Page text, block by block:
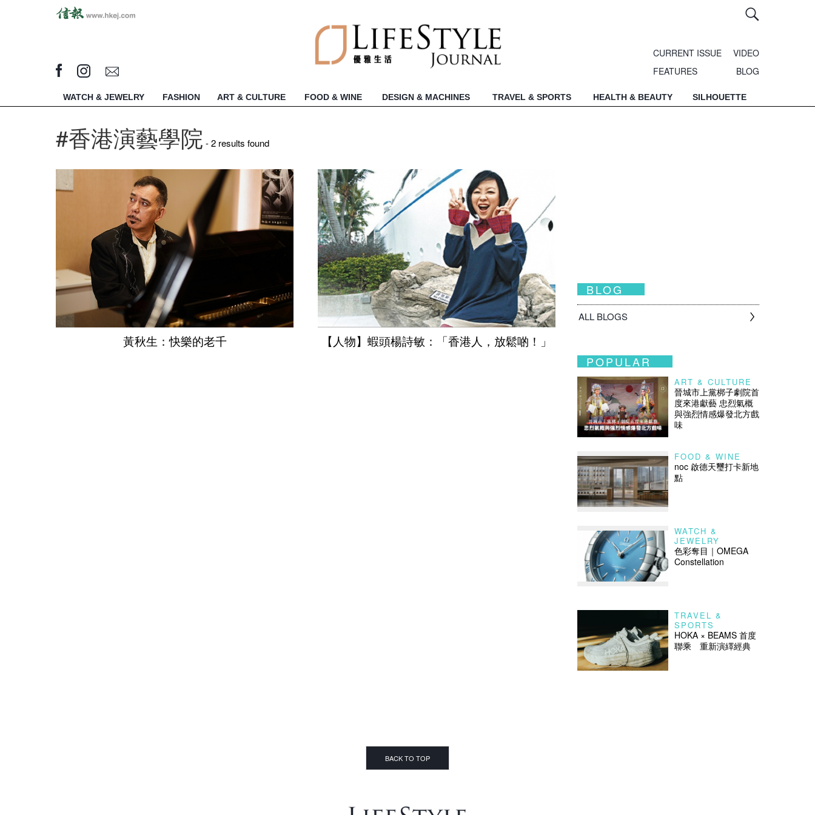
CURRENT ISSUE
VIDEO
FEATURES
BLOG
WATCH & JEWELRY FASHION ART & CULTURE FOOD & WINE DESIGN & MACHINES TRAVEL & SPORTS HEALTH & BEAUTY SILHOUETTE
#香港演藝學院 - 2 results found
黃秋生：快樂的老千 【人物】蝦頭楊詩敏：「香港人，放鬆啲！」
BLOG
ALL BLOGS
POPULAR
ART & CULTURE
晉城市上黨梆子劇院首
度來港獻藝 忠烈氣概
與強烈情感爆發北方戲
味
FOOD & WINE
noc 啟德天璽打卡新地
點
WATCH &
JEWELRY
色彩奪目｜OMEGA
Constellation
TRAVEL &
SPORTS
HOKA × BEAMS 首度
聯乘 重新演繹經典
BACK TO TOP